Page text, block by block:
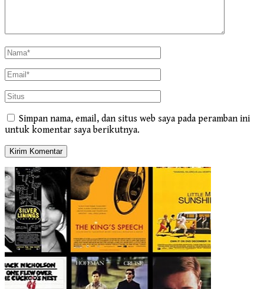
Simpan nama, email, dan situs web saya pada peramban ini
untuk komentar saya berikutnya.